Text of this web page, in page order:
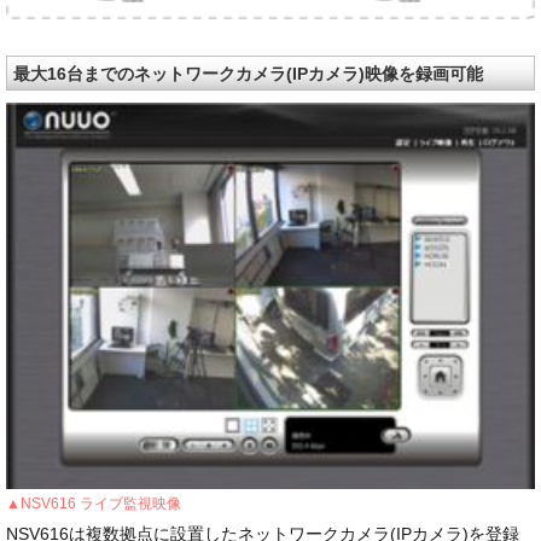
最大16台までのネットワークカメラ(IPカメラ)映像を録画可能
▲NSV616 ライブ監視映像
NSV616は複数拠点に設置したネットワークカメラ(IPカメラ)を登録